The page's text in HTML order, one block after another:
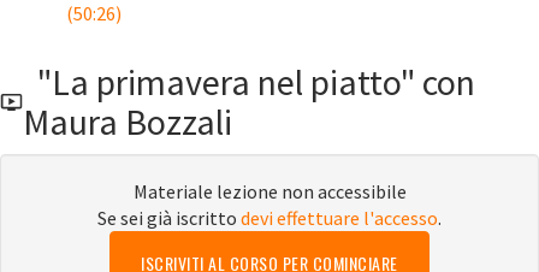
(50:26)
"La primavera nel piatto" con
Maura Bozzali
Materiale lezione non accessibile
Se sei già iscritto devi effettuare l'accesso.
ISCRIVITI AL CORSO PER COMINCIARE